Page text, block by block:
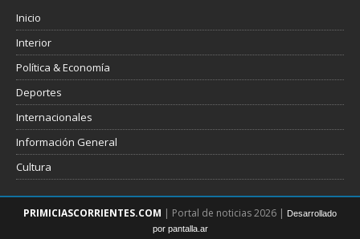
Inicio
Interior
Política & Economía
Deportes
Internacionales
Información General
Cultura
PRIMICIASCORRIENTES.COM | Portal de noticias 2026 |
Desarrollado
por pantalla.ar